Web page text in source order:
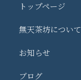
トップページ
無天茶坊について
お知らせ
ブログ